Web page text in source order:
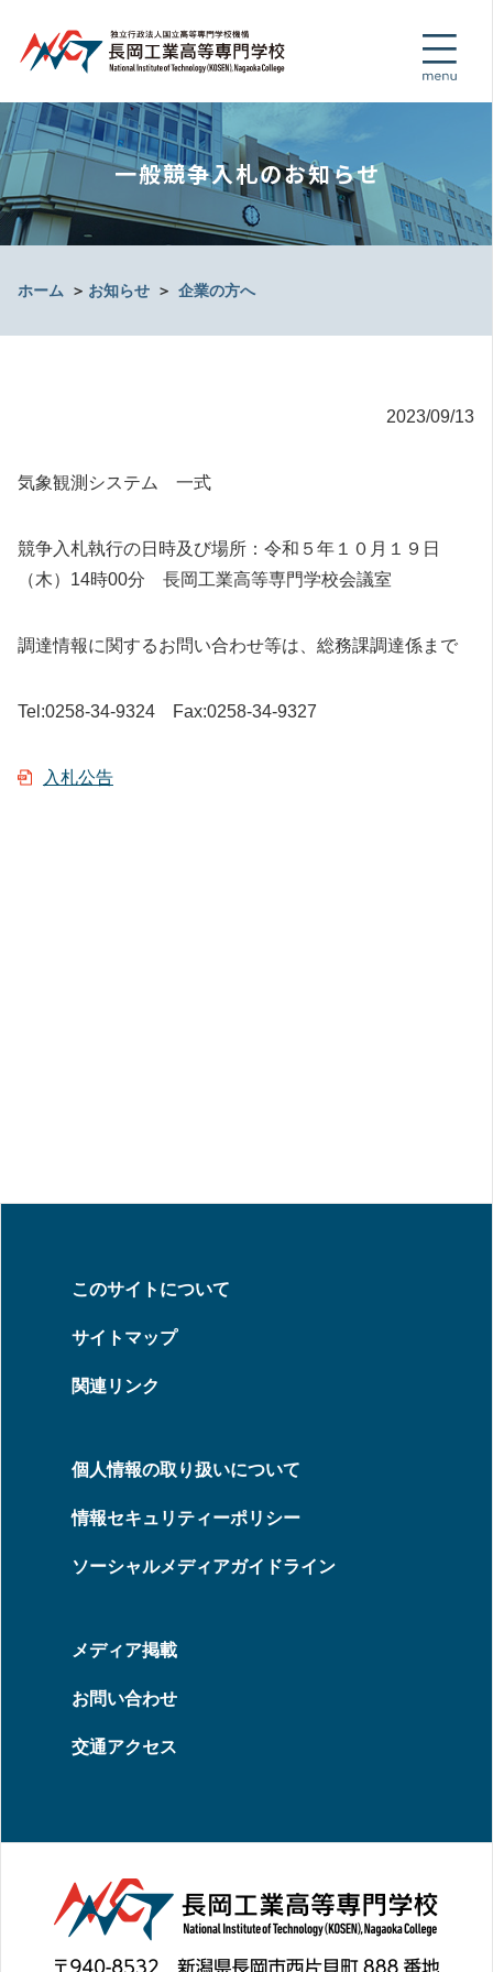
一般競争入札のお知らせ
ホーム ＞ お知らせ ＞ 企業の方へ
2023/09/13
気象観測システム 一式
競争入札執行の日時及び場所：令和５年１０月１９日
（木）14時00分 長岡工業高等専門学校会議室
調達情報に関するお問い合わせ等は、総務課調達係まで
Tel:0258-34-9324 Fax:0258-34-9327
入札公告
このサイトについて
サイトマップ
関連リンク
個人情報の取り扱いについて
情報セキュリティーポリシー
ソーシャルメディアガイドライン
メディア掲載
お問い合わせ
交通アクセス